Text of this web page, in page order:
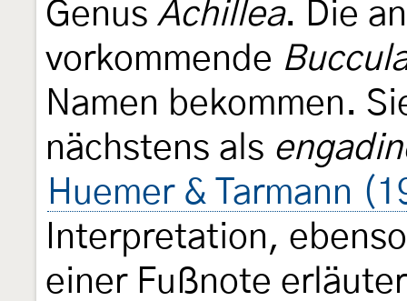
Genus Achillea. Die
vorkommende
Namen bekommen.
nächstens als
Huemer & Tarmann
Interpretation,
einer Fußnote